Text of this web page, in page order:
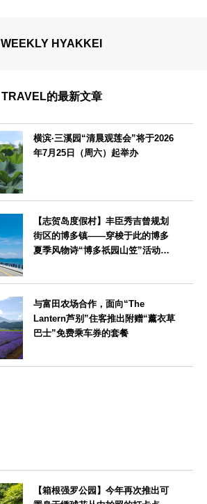
WEEKLY HYAKKEI
TRAVEL的最新文章
横滨·三溪园“清晨观莲会”将于2026
年7月25日（周六）起举办
【志贺岛度假村】丰臣秀吉曾规划
街区的博多镇——穿梭于此的博多
夏季风物诗“博多祇园山笠”活动期
与富田农场合作，面向“The
Lantern芦别”住客推出附赠“薰衣草
巴士”免费乘车券的套餐
【箱根强罗公园】今年再次推出可